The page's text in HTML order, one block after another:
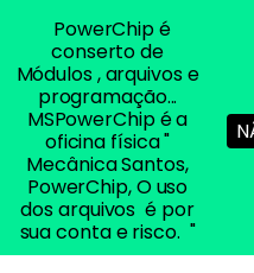
PowerChip é
conserto de
Módulos , arquivos e
programação...
MSPowerChip é a
oficina física "
Mecânica Santos,
PowerChip, O uso
dos arquivos é por
sua conta e risco. "